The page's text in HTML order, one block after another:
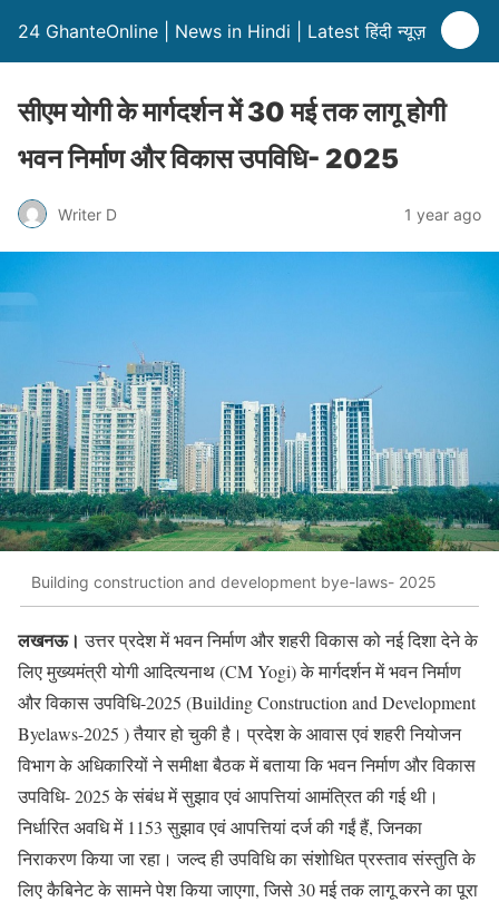
24 GhanteOnline | News in Hindi | Latest हिंदी न्यूज़
सीएम योगी के मार्गदर्शन में 30 मई तक लागू होगी
भवन निर्माण और विकास उपविधि- 2025
Writer D 1 year ago
Building construction and development bye-laws- 2025
लखनऊ। उत्तर प्रदेश में भवन निर्माण और शहरी विकास को नई दिशा देने के
लिए मुख्यमंत्री योगी आदित्यनाथ (CM Yogi) के मार्गदर्शन में भवन निर्माण
और विकास उपविधि-2025 (Building Construction and Development
Byelaws-2025 ) तैयार हो चुकी है। प्रदेश के आवास एवं शहरी नियोजन
विभाग के अधिकारियों ने समीक्षा बैठक में बताया कि भवन निर्माण और विकास
उपविधि- 2025 के संबंध में सुझाव एवं आपत्तियां आमंत्रित की गई थी।
निर्धारित अवधि में 1153 सुझाव एवं आपत्तियां दर्ज की गईं हैं, जिनका
निराकरण किया जा रहा। जल्द ही उपविधि का संशोधित प्रस्ताव संस्तुति के
लिए कैबिनेट के सामने पेश किया जाएगा, जिसे 30 मई तक लागू करने का पूरा